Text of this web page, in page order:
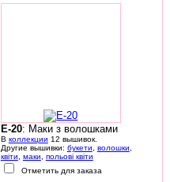
E-20: Маки з волошками
В коллекции 12 вышивок.
Другие вышивки: букети волошки
квіти
маки
польові квіти
Отметить для заказа